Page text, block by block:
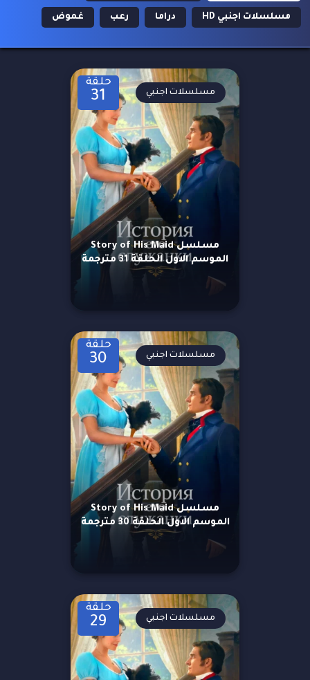
مسلسلات اجنبي HD دراما رعب غموض
حلقة
31
مسلسل Story of His Maid
الموسم الاول الحلقة 31 مترجمة
مسلسلات اجنبي
حلقة
30
مسلسل Story of His Maid
الموسم الاول الحلقة 30 مترجمة
مسلسلات اجنبي
حلقة
29 مسلسلات اجنبي